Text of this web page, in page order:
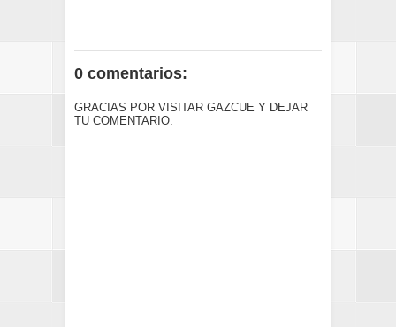
0 comentarios:
GRACIAS POR VISITAR GAZCUE Y DEJAR
TU COMENTARIO.